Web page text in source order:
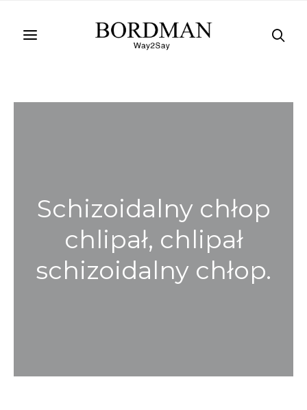
Schizoidalny chłop
chlipał, chlipał
schizoidalny chłop.